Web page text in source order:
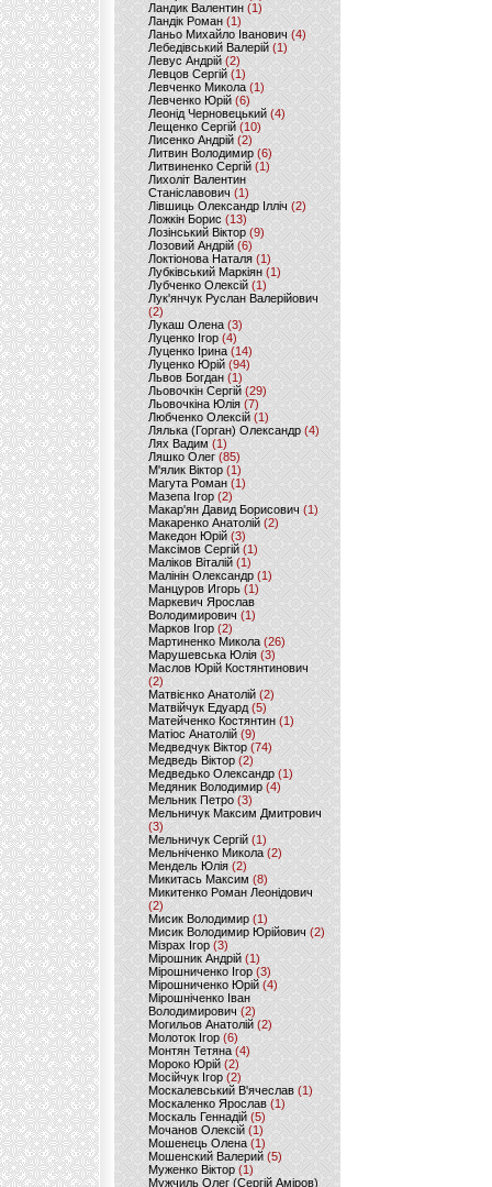
Ландик Валентин (1)
Ландік Роман (1)
Ланьо Михайло Іванович(4)
Лебедівський Валерій(1)
Левус Андрій(2)
Левцов Сергій (1)
Левченко Микола (1)
Левченко Юрій (6)
Леонід Черновецький (4)
Лещенко Сергій (10)
Лисенко Андрій (2)
Литвин Володимир (6)
Литвиненко Сергій (1)
Лихоліт Валентин
Станіславович (1)
Лівшиць Олександр Ілліч (2)
Ложкін Борис(13)
Лозінський Віктор(9)
Лозовий Андрій (6)
Локтіонова Наталя (1)
Лубківський Маркіян(1)
Лубченко Олексій (1)
Лук'янчук Руслан Валерійович
(2)
Лукаш Олена (3)
Луценко Ігор (4)
Луценко Ірина (14)
Луценко Юрій (94)
Львов Богдан (1)
Льовочкін Сергій (29)
Льовочкіна Юлія(7)
Любченко Олексій(1)
Лялька (Горган) Олександр(4)
Лях Вадим (1)
Ляшко Олег (85)
М'ялик Віктор(1)
Магута Роман(1)
Мазепа Ігор (2)
Макар'ян Давид Борисович(1)
Макаренко Анатолій (2)
Македон Юрій(3)
Максімов Сергій (1)
Маліков Віталій (1)
Малінін Олександр (1)
Манцуров Игорь (1)
Маркевич Ярослав
Володимирович (1)
Марков Ігор (2)
Мартиненко Микола (26)
Марушевська Юлія (3)
Маслов Юрій Костянтинович
(2)
Матвієнко Анатолій (2)
Матвійчук Едуард(5)
Матейченко Костянтин (1)
Матіос Анатолій (9)
Медведчук Віктор(74)
Медведь Віктор (2)
Медведько Олександр (1)
Медяник Володимир(4)
Мельник Петро (3)
Мельничук Максим Дмитрович
(3)
Мельничук Сергій (1)
Мельніченко Микола (2)
Мендель Юлія (2)
Микитась Максим (8)
Микитенко Роман Леонідович
(2)
Мисик Володимир (1)
Мисик Володимир Юрійович(2)
Мізрах Ігор(3)
Мірошник Андрій(1)
Мірошниченко Ігор (3)
Мірошниченко Юрій(4)
Мірошніченко Іван
Володимирович (2)
Могильов Анатолій (2)
Молоток Ігор (6)
Монтян Тетяна (4)
Мороко Юрій(2)
Мосійчук Ігор (2)
Москалевський В'ячеслав (1)
Москаленко Ярослав (1)
Москаль Геннадій (5)
Мочанов Олексій(1)
Мошенець Олена(1)
Мошенский Валерий (5)
Муженко Віктор (1)
Мужчиль Олег (Сергій Аміров)